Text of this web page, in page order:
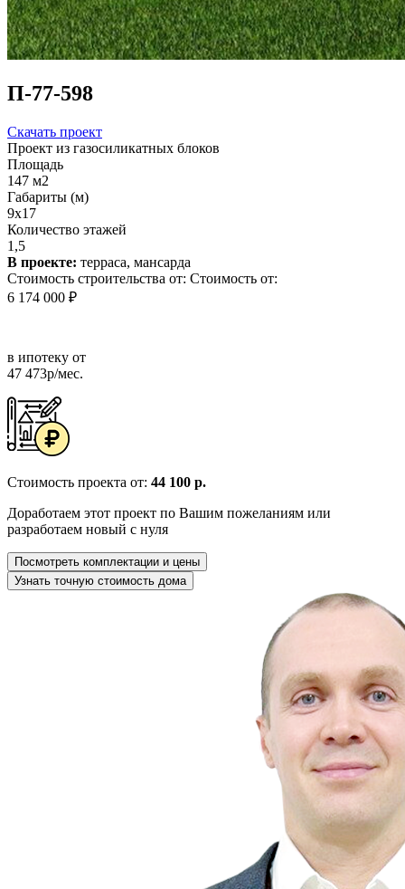
П-77-598
Скачать проект
Проект из газосиликатных блоков
Площадь
147 м2
Габариты (м)
9х17
Количество этажей
1,5
В проекте: терраса, мансарда
Стоимость строительства от: Стоимость от:
6 174 000 ₽
в ипотеку от
47 473р/мес.
Стоимость проекта от: 44 100 р.
Доработаем этот проект по Вашим пожеланиям или
разработаем новый с нуля
Посмотреть комплектации и цены
Узнать точную стоимость дома